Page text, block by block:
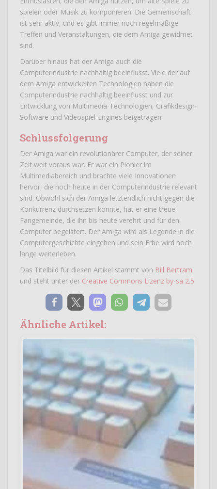
spielen oder Musik zu komponieren. Die Gemeinschaft
ist sehr aktiv, und es gibt immer noch regelmäßige
Treffen und Veranstaltungen, die dem Amiga gewidmet
sind.
Darüber hinaus hat der Amiga auch die
Computerindustrie nachhaltig beeinflusst. Viele der auf
dem Amiga entwickelten Technologien haben die
Computerindustrie nachhaltig beeinflusst und zur
Entwicklung von Multimedia-Technologien, Grafikdesign-
Software und Videospiel-Engines beigetragen.
Schlussfolgerung
Der Amiga war ein revolutionärer Computer, der seiner
Zeit weit voraus war. Er war ein Pionier im
Multimediabereich und brachte viele Innovationen
hervor, die noch heute in der Computerindustrie relevant
sind. Obwohl sich der Amiga letztendlich nicht gegen die
Konkurrenz durchsetzen konnte, hat er eine treue
Fangemeinde, die ihn bis heute verehrt und für den
Computer begeistert. Der Amiga wird als Legende in die
Computergeschichte eingehen und sein Erbe wird noch
lange weiterleben.
Das Titelbild für diesen Artikel stammt von Bill Bertram
und steht unter der Creative Commons Lizenz by-sa 2.5
Ähnliche Artikel: